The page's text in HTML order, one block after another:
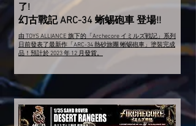
了!
幻古戰記 ARC-34 蜥蜴砲車 登場!!
由 TOYS ALLIANCE 旗下的「Archecore イミルズ戦記」系列
日前發表了最新作「ARC-34 熱砂旅團 蜥蜴砲車」塗裝完成
品！預計於 2023 年 12 月發貨。